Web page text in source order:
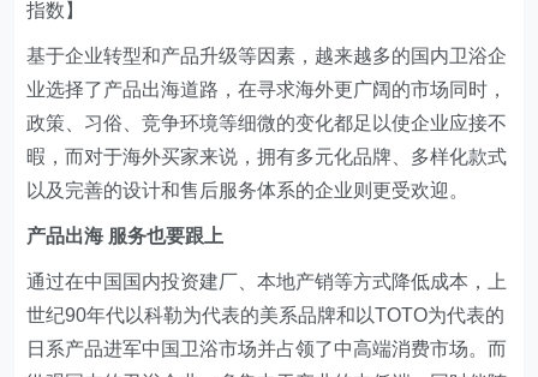
指数】
基于企业转型和产品升级等因素，越来越多的国内卫浴企
业选择了产品出海道路，在寻求海外更广阔的市场同时，
政策、习俗、竞争环境等细微的变化都足以使企业应接不
暇，而对于海外买家来说，拥有多元化品牌、多样化款式
以及完善的设计和售后服务体系的企业则更受欢迎。
产品出海 服务也要跟上
通过在中国国内投资建厂、本地产销等方式降低成本，上
世纪90年代以科勒为代表的美系品牌和以TOTO为代表的
日系产品进军中国卫浴市场并占领了中高端消费市场。而